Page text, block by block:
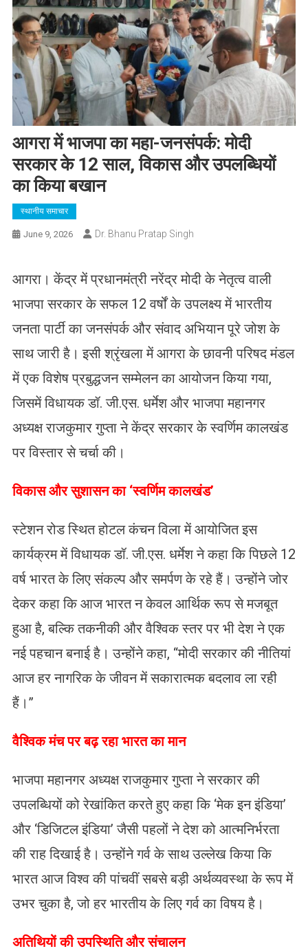
आगरा में भाजपा का महा-जनसंपर्क: मोदी
सरकार के 12 साल, विकास और उपलब्धियों
का किया बखान
स्थानीय समाचार
June 9, 2026 Dr. Bhanu Pratap Singh
​आगरा। केंद्र में प्रधानमंत्री नरेंद्र मोदी के नेतृत्व वाली
भाजपा सरकार के सफल 12 वर्षों के उपलक्ष्य में भारतीय
जनता पार्टी का जनसंपर्क और संवाद अभियान पूरे जोश के
साथ जारी है। इसी श्रृंखला में आगरा के छावनी परिषद मंडल
में एक विशेष प्रबुद्धजन सम्मेलन का आयोजन किया गया,
जिसमें विधायक डॉ. जी.एस. धर्मेश और भाजपा महानगर
अध्यक्ष राजकुमार गुप्ता ने केंद्र सरकार के स्वर्णिम कालखंड
पर विस्तार से चर्चा की।
विकास और सुशासन का ‘स्वर्णिम कालखंड’
स्टेशन रोड स्थित होटल कंचन विला में आयोजित इस
कार्यक्रम में विधायक डॉ. जी.एस. धर्मेश ने कहा कि पिछले 12
वर्ष भारत के लिए संकल्प और समर्पण के रहे हैं। उन्होंने जोर
देकर कहा कि आज भारत न केवल आर्थिक रूप से मजबूत
हुआ है, बल्कि तकनीकी और वैश्विक स्तर पर भी देश ने एक
नई पहचान बनाई है। उन्होंने कहा, “मोदी सरकार की नीतियां
आज हर नागरिक के जीवन में सकारात्मक बदलाव ला रही
हैं।”
​वैश्विक मंच पर बढ़ रहा भारत का मान
भाजपा महानगर अध्यक्ष राजकुमार गुप्ता ने सरकार की
उपलब्धियों को रेखांकित करते हुए कहा कि ‘मेक इन इंडिया’
और ‘डिजिटल इंडिया’ जैसी पहलों ने देश को आत्मनिर्भरता
की राह दिखाई है। उन्होंने गर्व के साथ उल्लेख किया कि
भारत आज विश्व की पांचवीं सबसे बड़ी अर्थव्यवस्था के रूप में
उभर चुका है, जो हर भारतीय के लिए गर्व का विषय है।
अतिथियों की उपस्थिति और संचालन